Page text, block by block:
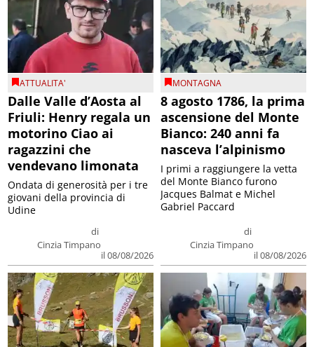
ATTUALITA'
Dalle Valle d’Aosta al
Friuli: Henry regala un
motorino Ciao ai
ragazzini che
vendevano limonata
di
Cinzia Timpano
il 08/08/2026
Ondata di generosità per i tre
giovani della provincia di
Udine
MONTAGNA
8 agosto 1786, la prima
ascensione del Monte
Bianco: 240 anni fa
nasceva l’alpinismo
di
Cinzia Timpano
il 08/08/2026
I primi a raggiungere la vetta
del Monte Bianco furono
Jacques Balmat e Michel
Gabriel Paccard